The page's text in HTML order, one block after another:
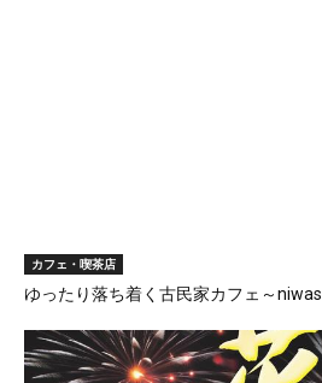
カフェ・喫茶店
ゆったり落ち着く古民家カフェ～